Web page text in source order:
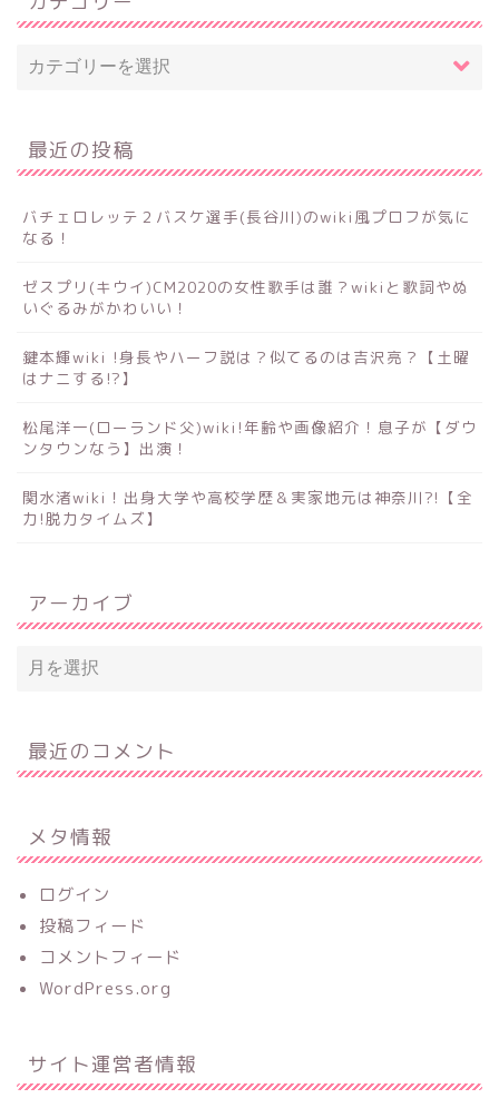
最近の投稿
バチェロレッテ２バスケ選手(長谷川)のwiki風プロフが気に
なる！
ゼスプリ(キウイ)CM2020の女性歌手は誰？wikiと歌詞やぬ
いぐるみがかわいい！
鍵本輝wiki !身長やハーフ説は？似てるのは吉沢亮？【土曜
はナニする!?】
松尾洋一(ローランド父)wiki!年齢や画像紹介！息子が【ダウ
ンタウンなう】出演！
関水渚wiki！出身大学や高校学歴＆実家地元は神奈川?!【全
力!脱力タイムズ】
アーカイブ
最近のコメント
メタ情報
ログイン
投稿フィード
コメントフィード
WordPress.org
サイト運営者情報